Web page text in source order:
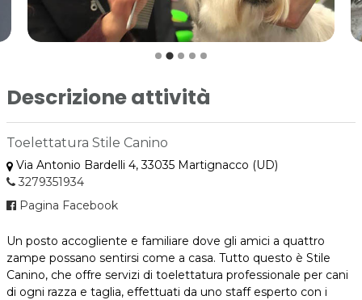
Descrizione attività
Toelettatura Stile Canino
Via Antonio Bardelli 4, 33035 Martignacco (UD)
3279351934
Pagina Facebook
Un posto accogliente e familiare dove gli amici a quattro
zampe possano sentirsi come a casa. Tutto questo è Stile
Canino, che offre servizi di toelettatura professionale per cani
di ogni razza e taglia, effettuati da uno staff esperto con i